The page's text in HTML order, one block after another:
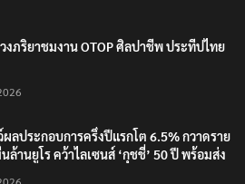
วงภริยาชมงาน OTOP ศิลปาชีพ ประทีปไทย
ผลประกอบการครึ่งปีแรกโต 6.5% กวาดราย